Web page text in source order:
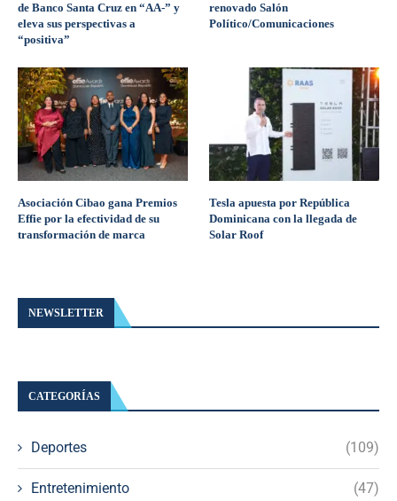
de Banco Santa Cruz en “AA-” y
eleva sus perspectivas a
“positiva”
renovado Salón
Político/Comunicaciones
Asociación Cibao gana Premios
Effie por la efectividad de su
transformación de marca
Tesla apuesta por República
Dominicana con la llegada de
Solar Roof
NEWSLETTER
CATEGORÍAS
Deportes (109)
Entretenimiento (47)